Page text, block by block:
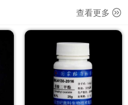
查看更多